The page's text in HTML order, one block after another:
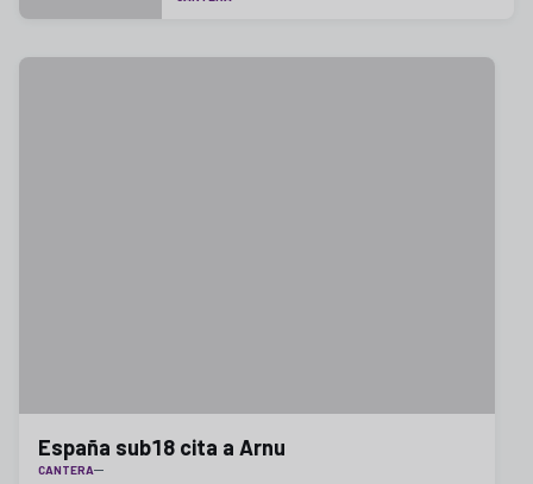
España sub18 cita a Arnu
CANTERA